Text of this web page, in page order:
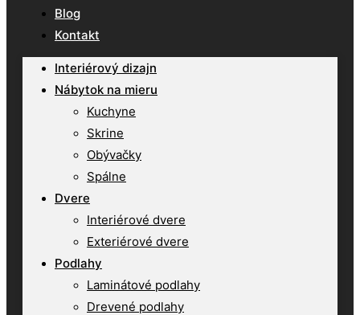
Blog
Kontakt
Interiérový dizajn
Nábytok na mieru
Kuchyne
Skrine
Obývačky
Spálne
Dvere
Interiérové dvere
Exteriérové dvere
Podlahy
Laminátové podlahy
Drevené podlahy